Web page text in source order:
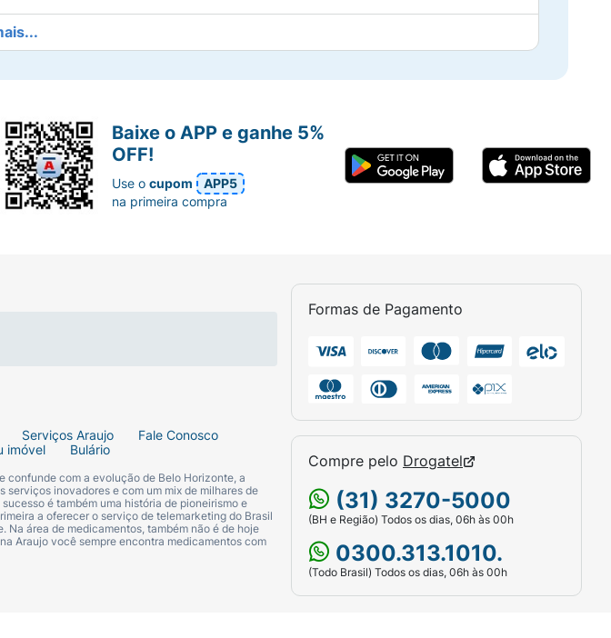
queda na fase de manutenção crônica.
encorpando os cabelos finos e minguados.
profundamente e revitalizar a saúde capilar.
sobre o couro cabeludo. Massageie suavemente com a ponta dos
de acordo com as recomendações do seu dermatologista.
Serviços Araujo
Fale Conosco
imóvel Bulário
confunde com a evolução de Belo Horizonte, a
inovadores e com um mix de milhares de
é também uma história de pioneirismo e
a oferecer o serviço de telemarketing do Brasil
Na área de medicamentos, também não é de hoje
Araujo você sempre encontra medicamentos com
Formas de Pagamento
Compre pelo Drogatel
(31) 3270-5000
(BH e Região) Todos os dias, 06h às 00h
0300.313.1010.
(Todo Brasil) Todos os dias, 06h às 00h
Baixe o APP e ganhe 5%
OFF!
Use ocupom
APP5
na primeira compra